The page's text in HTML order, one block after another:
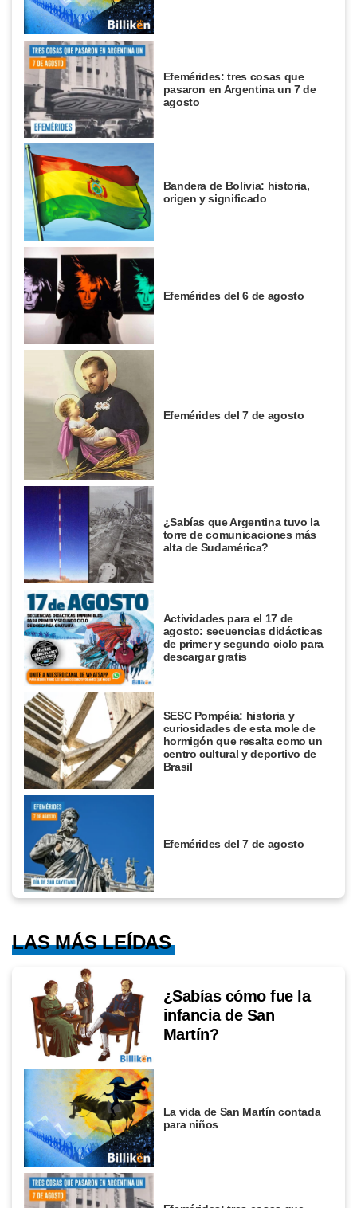
Efemérides: tres cosas que
pasaron en Argentina un 7 de
agosto
Bandera de Bolivia: historia,
origen y significado
Efemérides del 6 de agosto
Efemérides del 7 de agosto
¿Sabías que Argentina tuvo la
torre de comunicaciones más
alta de Sudamérica?
Actividades para el 17 de
agosto: secuencias didácticas
de primer y segundo ciclo para
descargar gratis
SESC Pompéia: historia y
curiosidades de esta mole de
hormigón que resalta como un
centro cultural y deportivo de
Brasil
Efemérides del 7 de agosto
LAS MÁS LEÍDAS
¿Sabías cómo fue la
infancia de San
Martín?
La vida de San Martín contada
para niños